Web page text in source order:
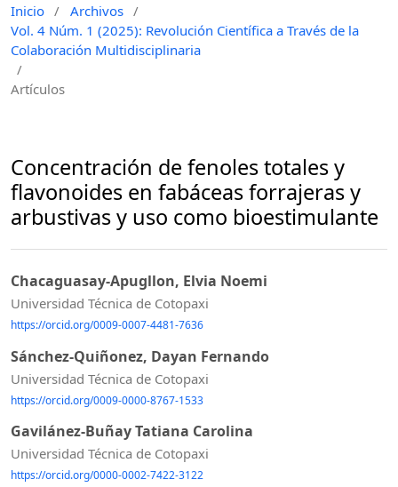
Inicio / Archivos /
Vol. 4 Núm. 1 (2025): Revolución Científica a Través de la
Colaboración Multidisciplinaria
/
Artículos
Concentración de fenoles totales y
flavonoides en fabáceas forrajeras y
arbustivas y uso como bioestimulante
Chacaguasay-Apugllon, Elvia Noemi
Universidad Técnica de Cotopaxi
https://orcid.org/0009-0007-4481-7636
Sánchez-Quiñonez, Dayan Fernando
Universidad Técnica de Cotopaxi
https://orcid.org/0009-0000-8767-1533
Gavilánez-Buñay Tatiana Carolina
Universidad Técnica de Cotopaxi
https://orcid.org/0000-0002-7422-3122